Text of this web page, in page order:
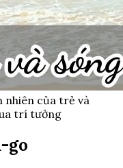
nhiên của trẻ và
trí tưởng
go